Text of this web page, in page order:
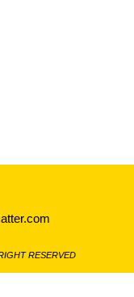
RESERVED